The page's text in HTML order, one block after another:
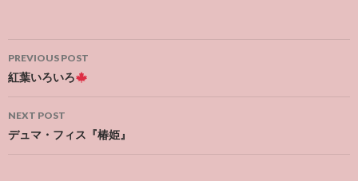
Post
navigation
PREVIOUS POST
紅葉いろいろ
NEXT POST
デュマ・フィス『椿姫』